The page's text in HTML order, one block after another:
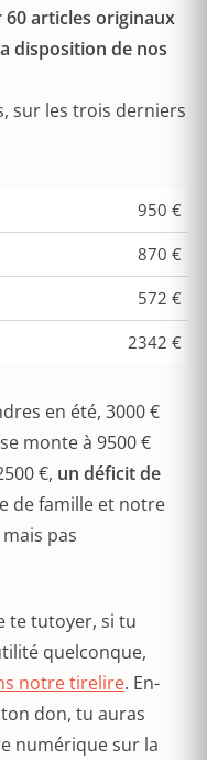
articles originaux
disposition de nos
sur les trois derniers
950 €
870 €
572 €
2342 €
en été, 3000 €
monte à 9500 €
€, un déficit de
de famille et notre
pas
te tutoyer, si tu
quelconque,
notre tirelire. En-
don, tu auras
numérique sur la